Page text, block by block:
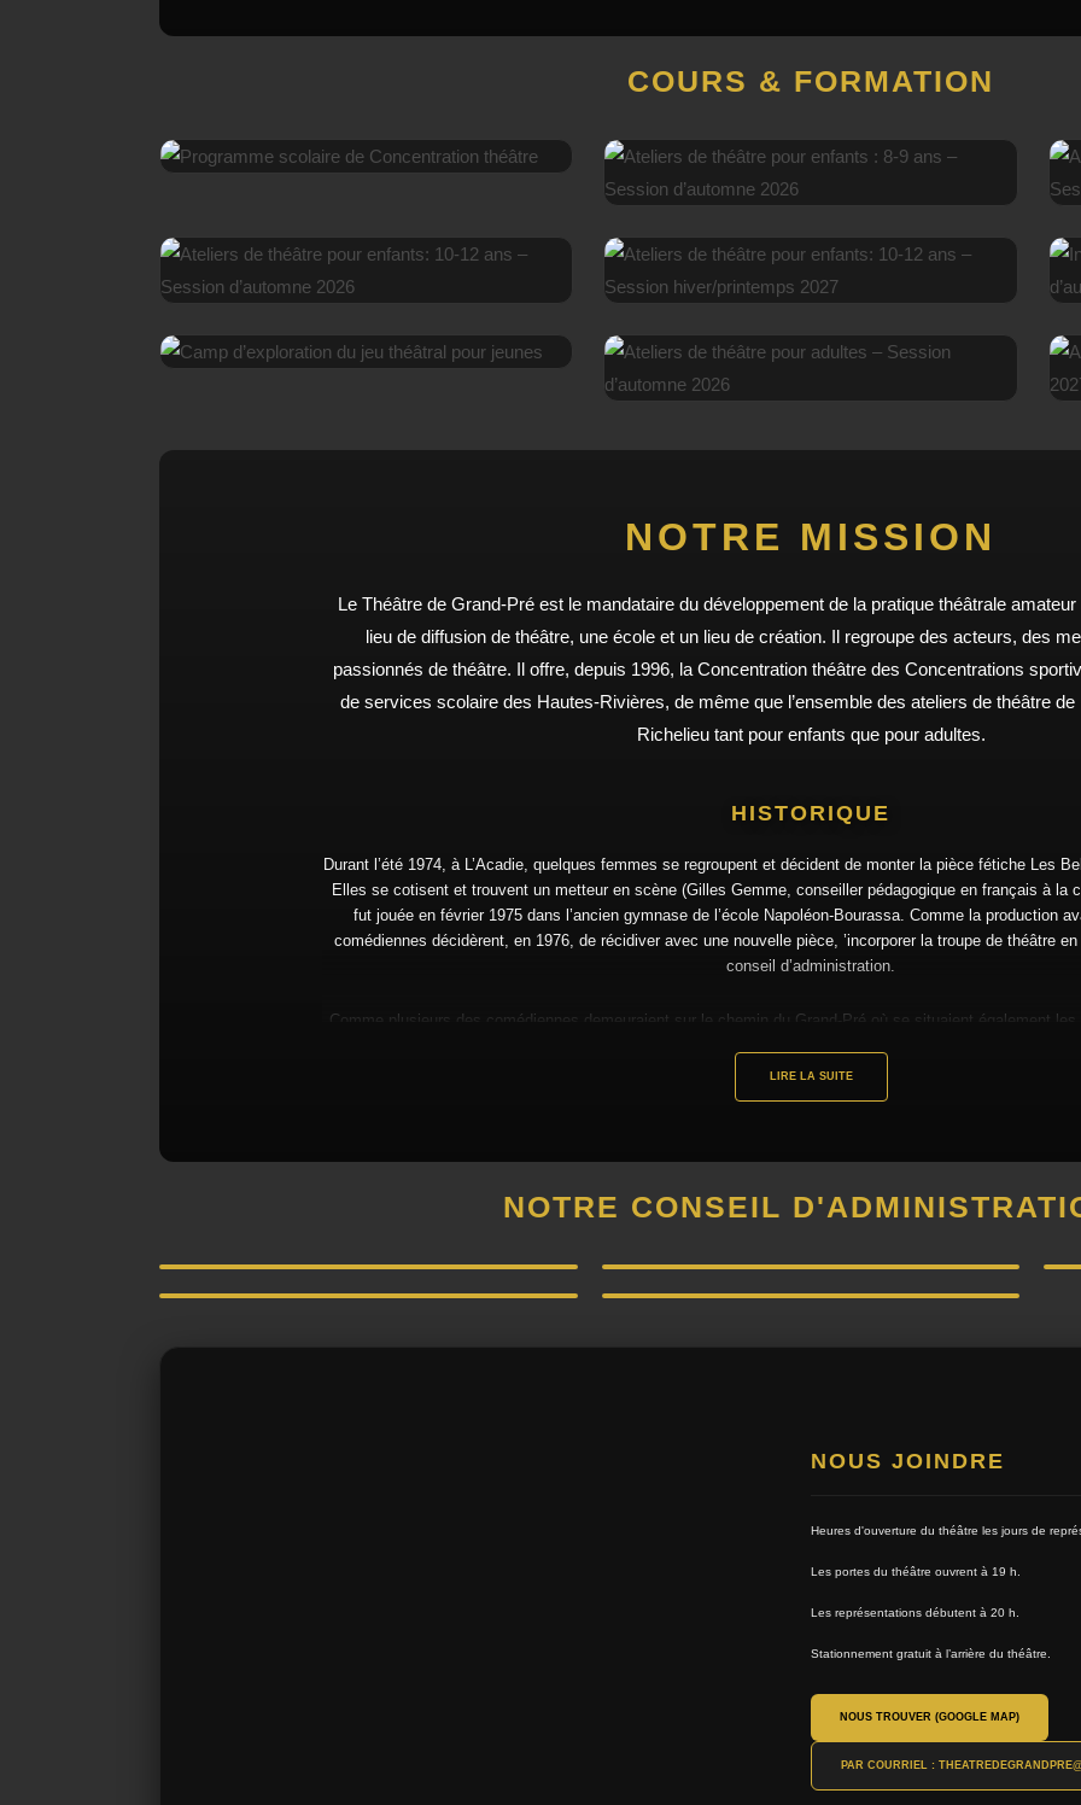
COURS & FORMATION
EN SAVOIR PLUS
ATELIERS DE THÉÂTRE POUR ENFANTS : 8-9 ANS
– SESSION D’AUTOMNE 2026
EN SAVOIR PLUS
ATELIERS DE THÉÂTRE POUR ENFANTS: 10-12
ANS – SESSION D’AUTOMNE 2026
ATELIERS DE THÉÂTRE POUR ENFANTS: 10-12
ANS – SESSION HIVER/PRINTEMPS 2027
EN SAVOIR PLUS
EN SAVOIR PLUS
D’AUTOMNE 2026
NOTRE MISSION
Le Théâtre de Grand-Pré est le mandataire du développement de la pratique théâtrale
lieu de diffusion de théâtre, une école et un lieu de création. Il regroupe des acteurs, des
passionnés de théâtre. Il offre, depuis 1996, la Concentration théâtre des Concentrations
de services scolaire des Hautes-Rivières, de même que l’ensemble des ateliers de théâtre
Richelieu tant pour enfants que pour adultes.
HISTORIQUE
Durant l’été 1974, à L’Acadie, quelques femmes se regroupent et décident de monter la pièce fétiche Les
Elles se cotisent et trouvent un metteur en scène (Gilles Gemme, conseiller pédagogique en français à la
fut jouée en février 1975 dans l’ancien gymnase de l’école Napoléon-Bourassa. Comme la production
comédiennes décidèrent, en 1976, de récidiver avec une nouvelle pièce, ’incorporer la troupe de théâtre
conseil d’administration.
Comme plusieurs des comédiennes demeuraient sur le chemin du Grand-Pré où se situaient également
des ans, le TGP a joué au profit d’œuvres caritatives, culturelles et sociales et dans plusieurs
l’honneur d’inaugurer la salle de spectacle du Centre culturel Fernand-Charest avec l’une de ses
La troupe monte actuellement quatre productions par année et accueille, à l’occasion, d’autres troupes.
LIRE LA SUITE
NOTRE CONSEIL
NOUS JOINDRE
Heures d'ouverture du théâtre les jours de
Les portes du théâtre ouvrent à 19 h.
Les représentations débutent à 20 h.
Stationnement gratuit à l’arrière du théâtre.
NOUS TROUVER (GOOGLE MAP)
PAR COURRIEL :